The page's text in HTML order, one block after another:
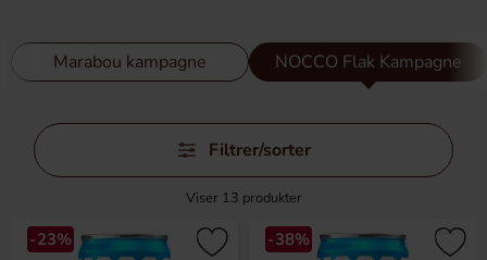
Marabou kampagne NOCCO Flak Kampagne
Spring
filtre
Filtrer/sorter
Viser 13 produkter
-23% -38%